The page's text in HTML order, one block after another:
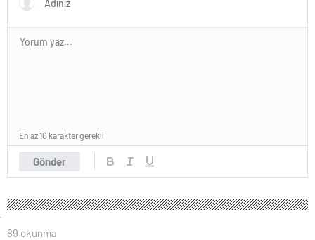
Gönder
En az 10 karakter gerekli
89 okunma